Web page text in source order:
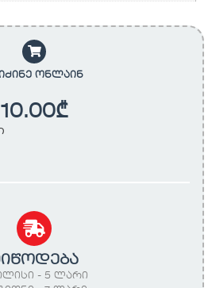
ონლაინ
10.00₾
- 5 ლარი